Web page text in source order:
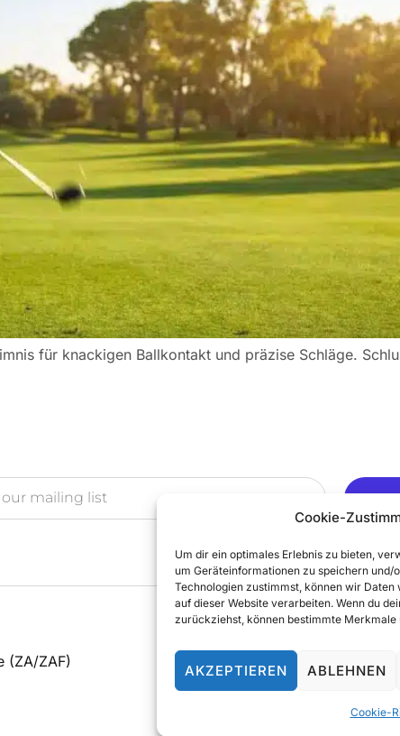
Cookie-
Um dir ein optimales Erlebnis zu bieten,
um Geräteinformationen zu speichern und/
Technologien zustimmst, können wir
auf dieser Website verarbeiten. Wenn du
zurückziehst, können bestimmte
AKZEPTIEREN ABLEHNEN
Cookie-
für knackigen Ballkontakt und präzise Schläge.
Ja,
(ZA/ZAF)
©